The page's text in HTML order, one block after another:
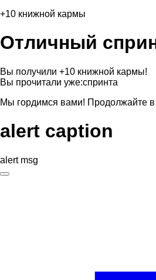
+10 книжной кармы
Отличный
Вы получили +10 книжной кармы!
Вы прочитали уже:спринта
Мы гордимся вами! Продолжайте в
alert caption
alert msg